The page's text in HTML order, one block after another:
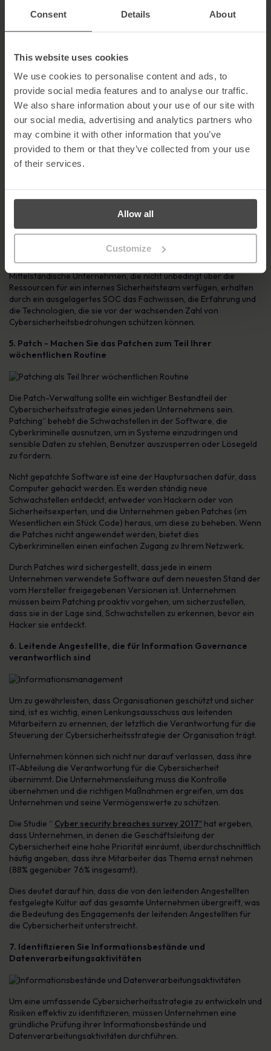
Consent Details About
This website uses cookies
We use cookies to personalise content and ads, to
provide social media features and to analyse our traffic.
We also share information about your use of our site with
our social media, advertising and analytics partners who
may combine it with other information that you’ve
provided to them or that they’ve collected from your use
of their services.
Allow all
Customize
leisten, bei der Cybersicherheit selbstgefällig zu sein.
Unternehmen müssen in der Lage sein, schnell und effektiv auf
alle Sicherheitsvorfälle zu reagieren, die auftreten können.
Eine der besten Möglichkeiten, Ihr Unternehmen zu schützen und
sicherzustellen, dass es für die wachsende Zahl von Cyber-
Sicherheitsbedrohungen gerüstet ist, ist die Inanspruchnahme der
Dienste eines ausgelagerten Security Operations Center (SOC).
Ein SOC wird von einem engagierten Team von
verhindern, zu erkennen und darauf zu reagieren. In der Regel
verfolgen sie Sicherheitsbedrohungen, einschließlich Meldungen
über potenzielle Bedrohungen durch Tools, Mitarbeiter, Partner
und externe Quellen. Das Sicherheitsteam untersucht dann die
Bedrohungen, und wenn es sich um einen Sicherheitsvorfall
handelt, wird dieser schnell und effektiv behandelt.
Mittelständische Unternehmen, die nicht unbedingt über die
Ressourcen für ein internes Sicherheitsteam verfügen, erhalten
durch ein ausgelagertes SOC das Fachwissen, die Erfahrung und
die Technologien, die sie vor der wachsenden Zahl von
Cybersicherheitsbedrohungen schützen können.
5. Patch - Machen Sie das Patchen zum Teil Ihrer
wöchentlichen Routine
Die Patch-Verwaltung sollte ein wichtiger Bestandteil der
Cybersicherheitsstrategie eines jeden Unternehmens sein.
Patching“ behebt die Schwachstellen in der Software, die
Cyberkriminelle ausnutzen, um in Systeme einzudringen und
sensible Daten zu stehlen, Benutzer auszusperren oder Lösegeld
zu fordern.
Nicht gepatchte Software ist eine der Hauptursachen dafür, dass
Computer gehackt werden. Es werden ständig neue
Schwachstellen entdeckt, entweder von Hackern oder von
Sicherheitsexperten, und die Unternehmen geben Patches (im
Wesentlichen ein Stück Code) heraus, um diese zu beheben. Wenn
die Patches nicht angewendet werden, bietet dies
Cyberkriminellen einen einfachen Zugang zu Ihrem Netzwerk.
Durch Patches wird sichergestellt, dass jede in einem
Unternehmen verwendete Software auf dem neuesten Stand der
vom Hersteller freigegebenen Versionen ist. Unternehmen
müssen beim Patching proaktiv vorgehen, um sicherzustellen,
dass sie in der Lage sind, Schwachstellen zu erkennen, bevor ein
Hacker sie entdeckt.
6. Leitende Angestellte, die für Information Governance
verantwortlich sind
Um zu gewährleisten, dass Organisationen geschützt und sicher
sind, ist es wichtig, einen Lenkungsausschuss aus leitenden
Mitarbeitern zu ernennen, der letztlich die Verantwortung für die
Steuerung der Cybersicherheitsstrategie der Organisation trägt.
Unternehmen können sich nicht nur darauf verlassen, dass ihre
IT-Abteilung die Verantwortung für die Cybersicherheit
übernimmt. Die Unternehmensleitung muss die Kontrolle
übernehmen und die richtigen Maßnahmen ergreifen, um das
Unternehmen und seine Vermögenswerte zu schützen.
Die Studie “ Cyber security breaches survey 2017″ hat ergeben,
dass Unternehmen, in denen die Geschäftsleitung der
Cybersicherheit eine hohe Priorität einräumt, überdurchschnittlich
häufig angeben, dass ihre Mitarbeiter das Thema ernst nehmen
(88% gegenüber 76% insgesamt).
Dies deutet darauf hin, dass die von den leitenden Angestellten
festgelegte Kultur auf das gesamte Unternehmen übergreift, was
die Bedeutung des Engagements der leitenden Angestellten für
die Cybersicherheit unterstreicht.
7. Identifizieren Sie Informationsbestände und
Datenverarbeitungsaktivitäten
Um eine umfassende Cybersicherheitsstrategie zu entwickeln und
Risiken effektiv zu identifizieren, müssen Unternehmen eine
gründliche Prüfung ihrer Informationsbestände und
Datenverarbeitungsaktivitäten durchführen.